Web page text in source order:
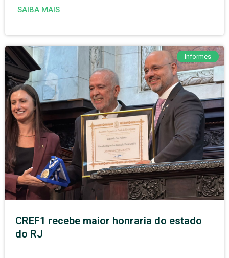
SAIBA MAIS
Informes
CREF1 recebe maior honraria do estado
do RJ